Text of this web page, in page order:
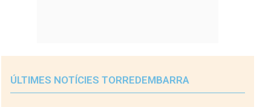
ÚLTIMES NOTÍCIES TORREDEMBARRA